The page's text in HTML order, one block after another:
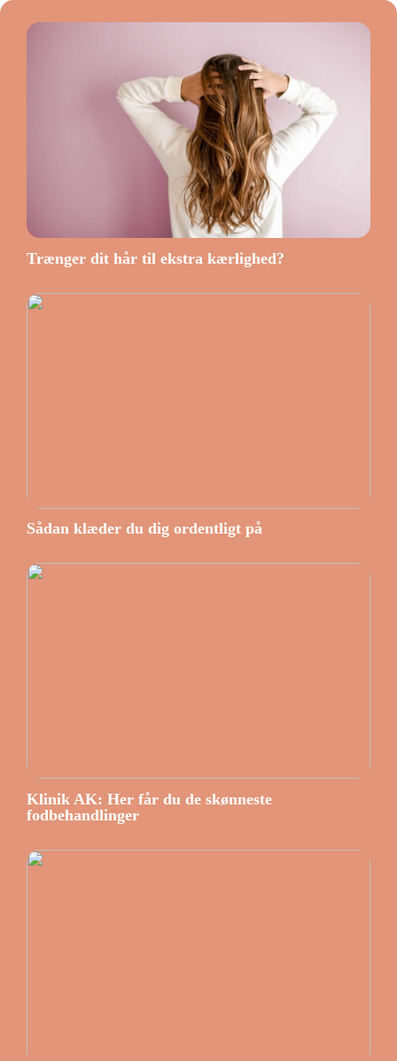
Trænger dit hår til ekstra kærlighed?
Sådan klæder du dig ordentligt på
Klinik AK: Her får du de skønneste
fodbehandlinger